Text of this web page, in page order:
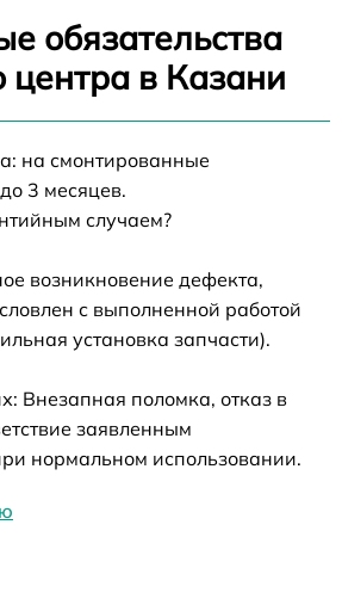
обязательства
центра в Казани
на смонтированные
3 месяцев.
случаем?
возникновение дефекта,
с выполненной работой
установка запчасти).
Внезапная поломка, отказ в
заявленным
нормальном использовании.